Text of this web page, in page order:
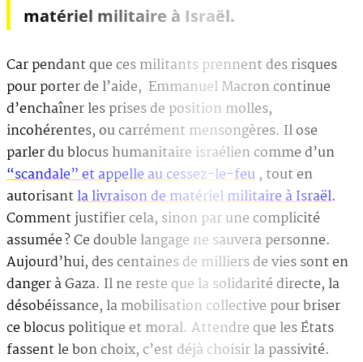
matériel militaire à Israël.
Car pendant que ces militants prennent des risques
pour porter de l’aide, Emmanuel Macron continue
d’enchaîner les prises de position molles,
incohérentes, ou carrément mensongères. Il ose
parler du blocus humanitaire israélien comme d’un
“scandale” et appelle au cessez-le-feu , tout en
autorisantla livraison de matériel militaire à Israël.
Comment justifier cela, sinon par une complicité
assumée ? Ce double langage ne sauvera personne.
Aujourd’hui, des centaines de milliers de vies sont en
danger à Gaza. Il ne reste que la solidarité directe, la
désobéissance, la mobilisation collective pour briser
ce blocus politique et moral. Attendre que les États
fassent le bon choix, c’est déjà choisir la passivité.